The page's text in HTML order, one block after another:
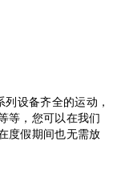
设备齐全的运动，
等，您可以在我们
度假期间也无需放